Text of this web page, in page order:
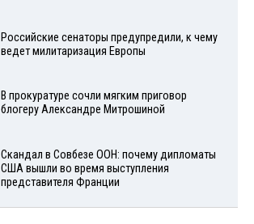
Российские сенаторы предупредили, к чему
ведет милитаризация Европы
В прокуратуре сочли мягким приговор
блогеру Александре Митрошиной
Скандал в Совбезе ООН: почему дипломаты
США вышли во время выступления
представителя Франции